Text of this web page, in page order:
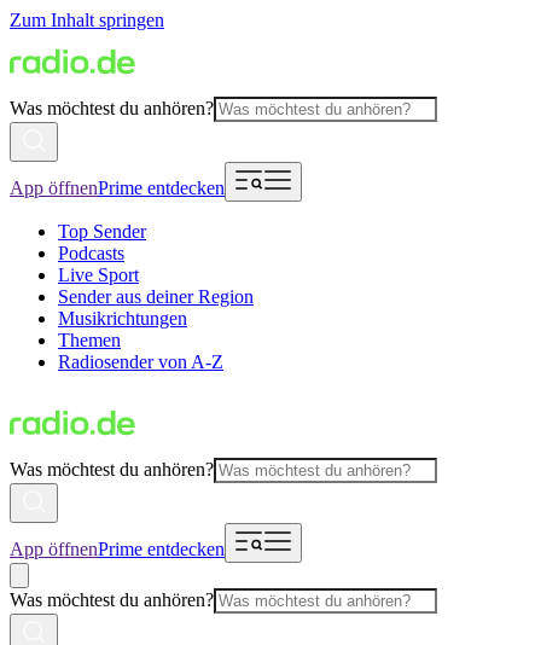
Zum Inhalt springen
Was möchtest du anhören?
App öffnenPrime entdecken
Top Sender
Podcasts
Live Sport
Sender aus deiner Region
Musikrichtungen
Themen
Radiosender von A-Z
Was möchtest du anhören?
App öffnenPrime entdecken
Was möchtest du anhören?